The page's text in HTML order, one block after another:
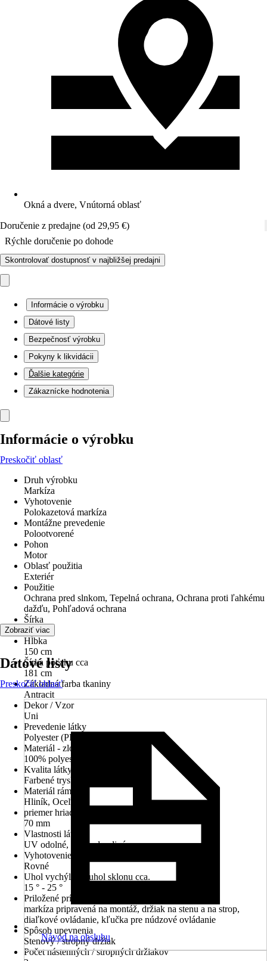
Okná a dvere, Vnútorná oblasť
Doručenie z predajne (od 29,95 €)
Rýchle doručenie po dohode
Skontrolovať dostupnosť v najbližšej predajni
Informácie o výrobku
Dátové listy
Bezpečnosť výrobku
Pokyny k likvidácii
Ďalšie kategórie
Zákaznícke hodnotenia
Informácie o výrobku
Preskočiť oblasť
Druh výrobku
Markíza
Vyhotovenie
Polokazetová markíza
Montážne prevedenie
Polootvorené
Pohon
Motor
Oblasť použitia
Exteriér
Použitie
Ochrana pred slnkom, Tepelná ochrana, Ochrana proti ľahkému
dažďu, Pohľadová ochrana
Šírka
200 cm
Hĺbka
150 cm
Šírka poťahu cca
181 cm
Základná farba tkaniny
Antracit
Dekor / Vzor
Uni
Prevedenie látky
Polyester (PES)
Materiál - zloženie
100% polyester
Kvalita látky
Farbené tryskou cca 280 g / m²
Materiál rámu
Hliník, Oceľ
priemer hriadeľa
70 mm
Vlastnosti látky
UV odolné, Vodeodpudivý
Vyhotovenie volánu
Rovné
Uhol vychýlenia/uhol sklonu cca.
15 ° - 25 °
Priložené príslušenstvo
markíza pripravená na montáž, držiak na stenu a na strop,
diaľkové ovládanie, kľučka pre núdzové ovládanie
Spôsob upevnenia
Stenový / stropný držiak
Počet nástenných / stropných držiakov
Zobraziť viac
Dátové listy
Preskočiť oblasť
Návod na obsluhu